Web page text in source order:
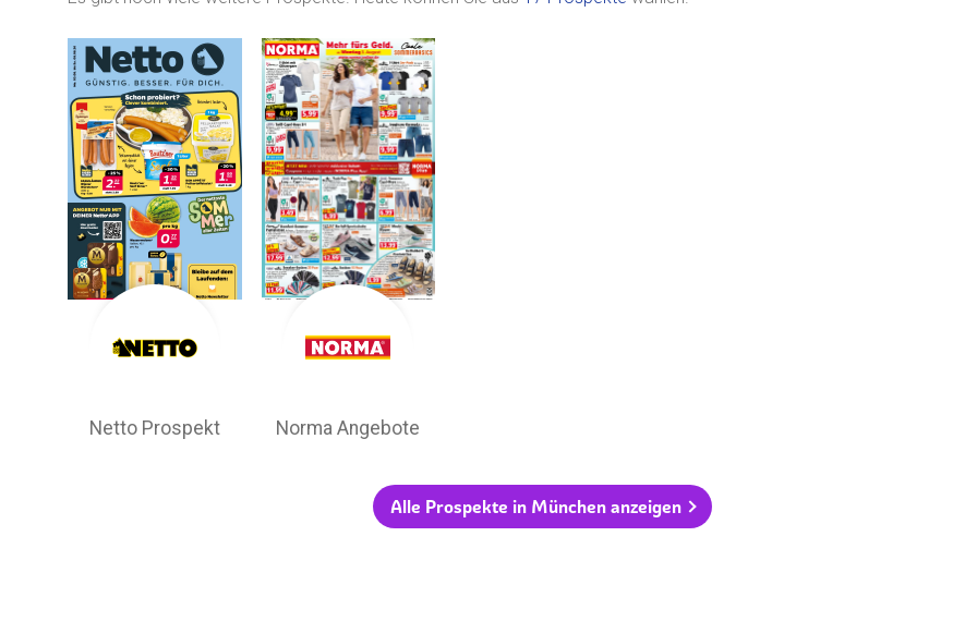
Netto Prospekt Norma Angebote
Alle Prospekte in München anzeigen